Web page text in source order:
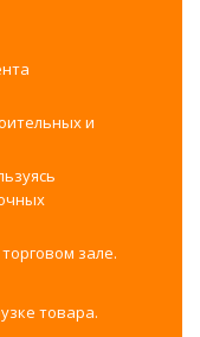
и
зале.
товара.